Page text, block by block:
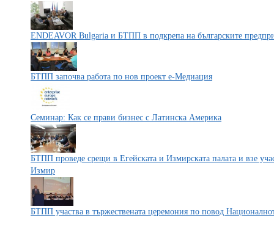
ENDEAVOR Bulgaria и БТПП в подкрепа на българските
БТПП започва работа по нов проект е-Медиация
Семинар: Как се прави бизнес с Латинска Америка
БТПП проведе срещи в Егейската и Измирската палата и взе
Измир
БТПП участва в тържествената церемония по повод